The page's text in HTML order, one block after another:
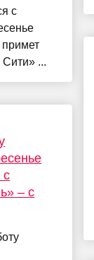
с
...
с
– с